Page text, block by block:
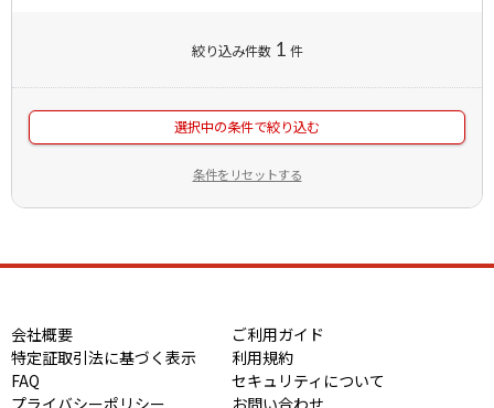
絞り込み件数 1 件
選択中の条件で絞り込む
条件をリセットする
会社概要
ご利用ガイド
特定証取引法に基づく表示
利用規約
FAQ
セキュリティについて
プライバシーポリシー
お問い合わせ